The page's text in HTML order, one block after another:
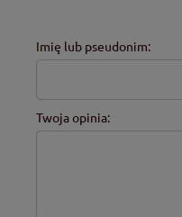
Imię lub pseudonim:
Twoja opinia: